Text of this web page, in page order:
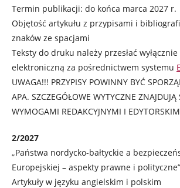
Termin publikacji: do końca marca 2027 r.
Objętość artykułu z przypisami i
znaków ze spacjami
Teksty do druku należy przesłać
elektroniczną za pośrednictwem systemu
UWAGA!!! PRZYPISY POWINNY BYĆ
APA. SZCZEGÓŁOWE WYTYCZNE
WYMOGAMI REDAKCYJNYMI I
2/2027
„Państwa nordycko-bałtyckie a
Europejskiej – aspekty prawne i
Artykuły w języku angielskim i polskim